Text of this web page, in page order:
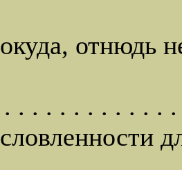
отнюдь
. . . . . . . . . . .